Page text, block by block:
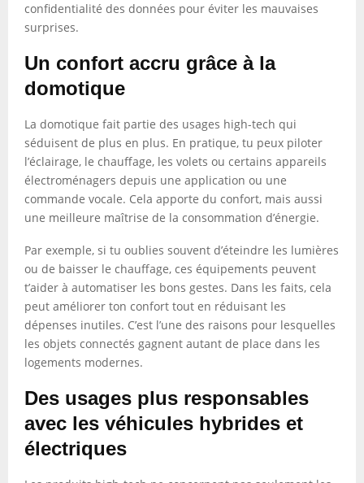
confidentialité des données pour éviter les mauvaises
surprises.
Un confort accru grâce à la
domotique
La domotique fait partie des usages high-tech qui
séduisent de plus en plus. En pratique, tu peux piloter
l’éclairage, le chauffage, les volets ou certains appareils
électroménagers depuis une application ou une
commande vocale. Cela apporte du confort, mais aussi
une meilleure maîtrise de la consommation d’énergie.
Par exemple, si tu oublies souvent d’éteindre les lumières
ou de baisser le chauffage, ces équipements peuvent
t’aider à automatiser les bons gestes. Dans les faits, cela
peut améliorer ton confort tout en réduisant les
dépenses inutiles. C’est l’une des raisons pour lesquelles
les objets connectés gagnent autant de place dans les
logements modernes.
Des usages plus responsables
avec les véhicules hybrides et
électriques